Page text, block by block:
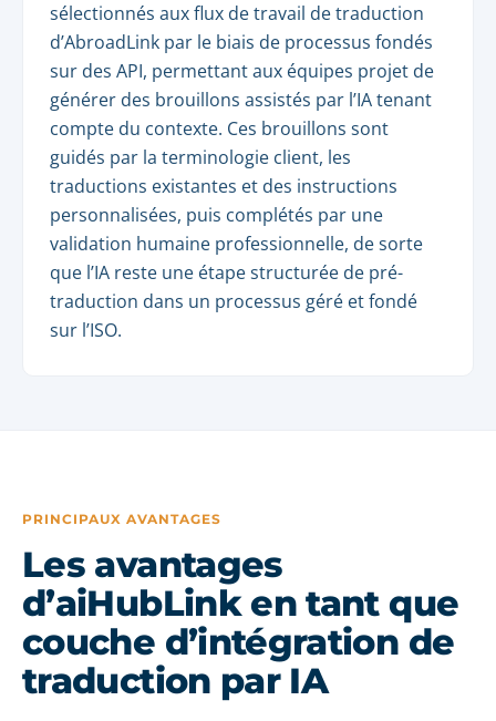
sélectionnés aux flux de travail de traduction
d’AbroadLink par le biais de processus fondés
sur des API, permettant aux équipes projet de
générer des brouillons assistés par l’IA tenant
compte du contexte. Ces brouillons sont
guidés par la terminologie client, les
traductions existantes et des instructions
personnalisées, puis complétés par une
validation humaine professionnelle, de sorte
que l’IA reste une étape structurée de pré-
traduction dans un processus géré et fondé
sur l’ISO.
PRINCIPAUX AVANTAGES
Les avantages
d’aiHubLink en tant que
couche d’intégration de
traduction par IA